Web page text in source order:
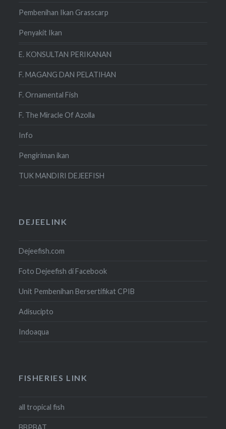
Pembenihan Ikan Grasscarp
Penyakit Ikan
E. KONSULTAN PERIKANAN
F. MAGANG DAN PELATIHAN
F. Ornamental Fish
F. The Miracle Of Azolla
Info
Pengiriman ikan
TUK MANDIRI DEJEEFISH
DEJEELINK
Dejeefish.com
Foto Dejeefish di Facebook
Unit Pembenihan Bersertifikat CPIB
Adisucipto
Indoaqua
FISHERIES LINK
all tropical fish
BBPBAT